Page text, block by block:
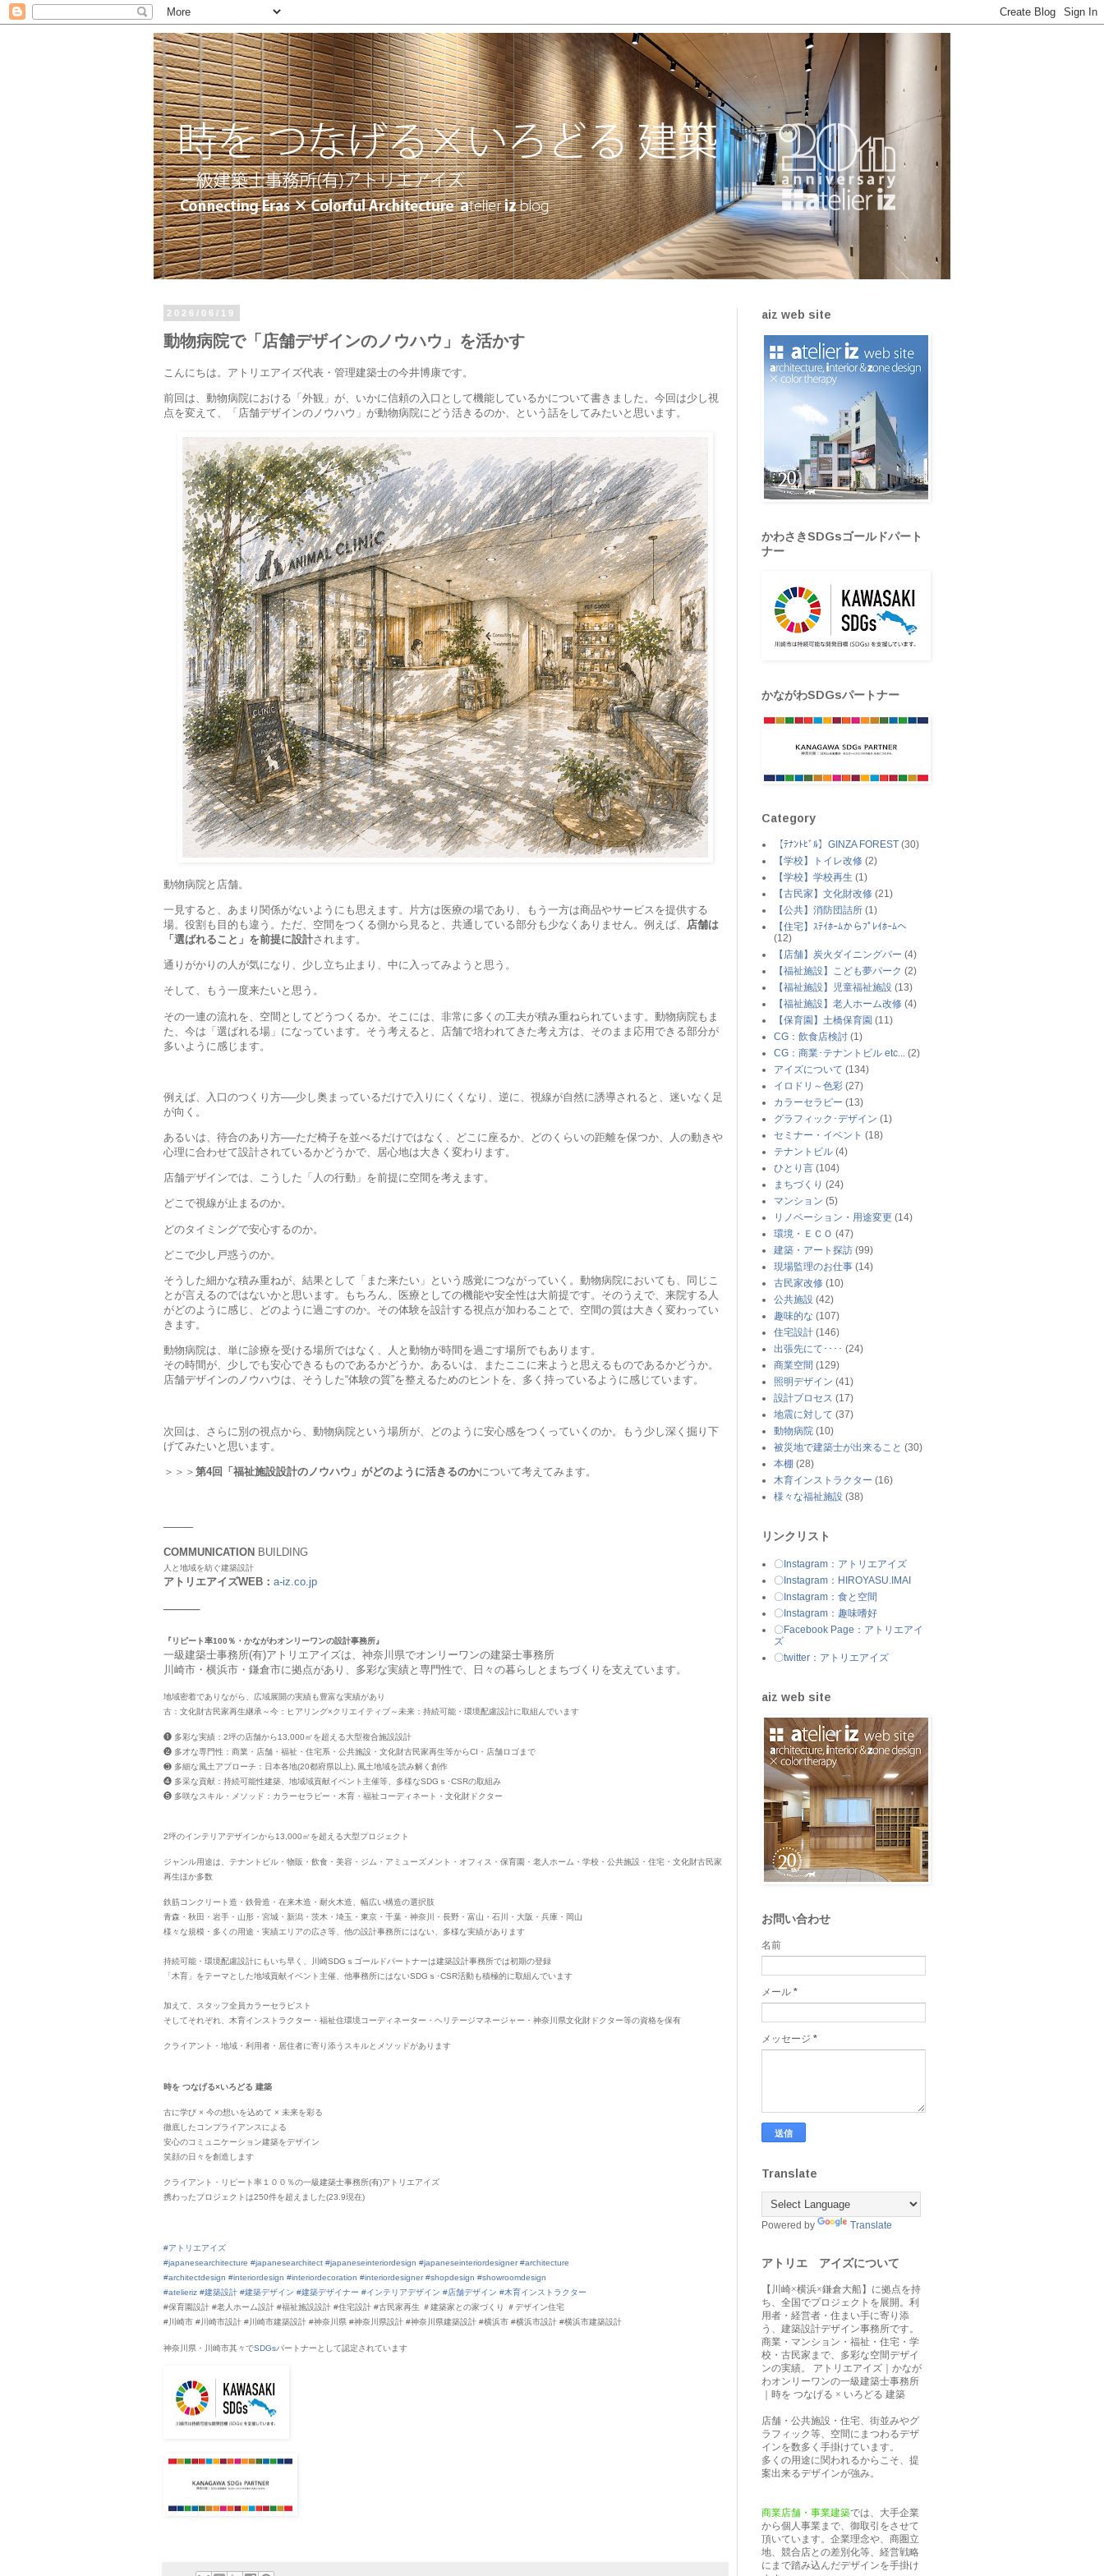
2026/06/19
動物病院で「店舗デザインのノウハウ」を活かす
こんにちは。アトリエアイズ代表・管理建築士の今井博康です。
前回は、動物病院における「外観」が、いかに信頼の入口として機能しているかについて書きました。今回は少し視
点を変えて、「店舗デザインのノウハウ」が動物病院にどう活きるのか、という話をしてみたいと思います。
動物病院と店舗。
一見すると、あまり関係がないようにも思えます。片方は医療の場であり、もう一方は商品やサービスを提供する
場。役割も目的も違う。ただ、空間をつくる側から見ると、共通している部分も少なくありません。例えば、
店舗は
「選ばれること」を前提に設計されます。
通りがかりの人が気になり、少し立ち止まり、中に入ってみようと思う。
そして、もう一度来たいと思う。
その一連の流れを、空間としてどうつくるか。そこには、非常に多くの工夫が積み重ねられています。動物病院もま
た、今は「選ばれる場」になっています。そう考えると、店舗で培われてきた考え方は、そのまま応用できる部分が
多いように感じます。
例えば、入口のつくり方──少し奥まっているだけで入りにくくなり、逆に、視線が自然に誘導されると、迷いなく足
が向く。
あるいは、待合のあり方──ただ椅子を並べるだけではなく、どこに座るか、どのくらいの距離を保つか、人の動きや
心理に合わせて設計されているかどうかで、居心地は大きく変わります。
店舗デザインでは、こうした「人の行動」を前提に空間を考えます。
どこで視線が止まるのか。
どのタイミングで安心するのか。
どこで少し戸惑うのか。
そうした細かな積み重ねが、結果として「また来たい」という感覚につながっていく。動物病院においても、同じこ
とが言えるのではないかと思います。もちろん、医療としての機能や安全性は大前提です。そのうえで、来院する人
がどのように感じ、どのように過ごすのか。その体験を設計する視点が加わることで、空間の質は大きく変わってい
きます。
動物病院は、単に診療を受ける場所ではなく、人と動物が時間を過ごす場所でもあります。
その時間が、少しでも安心できるものであるかどうか。あるいは、またここに来ようと思えるものであるかどうか。
店舗デザインのノウハウは、そうした“体験の質”を整えるためのヒントを、多く持っているように感じています。
次回は、さらに別の視点から、動物病院という場所が、どのように安心感をつくっていくのか。もう少し深く掘り下
げてみたいと思います。
＞＞＞ 第4回「福祉施設設計のノウハウ」がどのように活きるのかについて考えてみます。
────
COMMUNICATION BUILDING
人と地域を紡ぐ建築設計
アトリエアイズWEB： a-iz.co.jp
────
『リピート率100％・かながわオンリーワンの設計事務所』
一級建築士事務所(有)アトリエアイズは、神奈川県でオンリーワンの建築士事務所
川崎市・横浜市・鎌倉市に拠点があり、多彩な実績と専門性で、日々の暮らしとまちづくりを支えています。
地域密着でありながら、広域展開の実績も豊富な実績があり
古：文化財古民家再生継承～今：ヒアリング×クリエイティブ～未来：持続可能・環境配慮設計に取組んでいます
❶ 多彩な実績：2坪の店舗から13,000㎡を超える大型複合施設設計
❷ 多才な専門性：商業・店舗・福祉・住宅系・公共施設・文化財古民家再生等からCI・店舗ロゴまで
❸ 多細な風土アプローチ：日本各地(20都府県以上)､風土地域を読み解く創作
❹ 多采な貢献：持続可能性建築、地域域貢献イベント主催等、多様なSDGｓ･CSRの取組み
❺ 多咲なスキル・メソッド：カラーセラピー・木育・福祉コーディネート・文化財ドクター
2坪のインテリアデザインから13,000㎡を超える大型プロジェクト
ジャンル用途は、テナントビル・物販・飲食・美容・ジム・アミューズメント・オフィス・保育園・老人ホーム・学校・公共施設・住宅・文化財古民家
再生ほか多数
鉄筋コンクリート造・鉄骨造・在来木造・耐火木造、幅広い構造の選択肢
青森・秋田・岩手・山形・宮城・新潟・茨木・埼玉・東京・千葉・神奈川・長野・富山・石川・大阪・兵庫・岡山
様々な規模・多くの用途・実績エリアの広さ等、他の設計事務所にはない、多様な実績があります
持続可能・環境配慮設計にもいち早く、川崎SDGｓゴールドパートナーは建築設計事務所では初期の登録
「木育」をテーマとした地域貢献イベント主催、他事務所にはないSDGｓ･CSR活動も積極的に取組んでいます
加えて、スタッフ全員カラーセラピスト
そしてそれぞれ、木育インストラクター・福祉住環境コーディネーター・ヘリテージマネージャー・神奈川県文化財ドクター等の資格を保有
クライアント・地域・利用者・居住者に寄り添うスキルとメソッドがあります
時を つなげる×いろどる 建築
古に学び × 今の想いを込めて × 未来を彩る
徹底したコンプライアンスによる
安心のコミュニケーション建築をデザイン
笑顔の日々を創造します
クライアント・リピート率１００％の一級建築士事務所(有)アトリエアイズ
携わったプロジェクトは250件を超えました(23.9現在)
#アトリエアイズ
#japanesearchitecture #japanesearchitect #japaneseinteriordesign #japaneseinteriordesigner #architecture
#architectdesign #interiordesign #interiordecoration #interiordesigner #shopdesign #showroomdesign
#atelieriz #建築設計 #建築デザイン #建築デザイナー #インテリアデザイン #店舗デザイン #木育インストラクター
#保育園設計 #老人ホーム設計 #福祉施設設計 #住宅設計 #古民家再生 ＃建築家との家づくり ＃デザイン住宅
#川崎市 #川崎市設計 #川崎市建築設計 #神奈川県 #神奈川県設計 #神奈川県建築設計 #横浜市 #横浜市設計 #横浜市建築設計
神奈川県・川崎市其々でSDGsパートナーとして認定されています
aiz web site
かわさきSDGsゴールドパート
ナー
かながわSDGsパートナー
Category
【ﾃﾅﾝﾄﾋﾞﾙ】GINZA FOREST (30)
【学校】トイレ改修 (2)
【学校】学校再生 (1)
【古民家】文化財改修 (21)
【公共】消防団詰所 (1)
【住宅】ｽﾃｲﾎｰﾑからﾌﾟﾚｲﾎｰﾑへ
(12)
【店舗】炭火ダイニングバー (4)
【福祉施設】こども夢パーク (2)
【福祉施設】児童福祉施設 (13)
【福祉施設】老人ホーム改修 (4)
【保育園】土橋保育園 (11)
CG：飲食店検討 (1)
CG：商業･テナントビル etc... (2)
アイズについて (134)
イロドリ～色彩 (27)
カラーセラピー (13)
グラフィック･デザイン (1)
セミナー・イベント (18)
テナントビル (4)
ひとり言 (104)
まちづくり (24)
マンション (5)
リノベーション・用途変更 (14)
環境・ＥＣＯ (47)
建築・アート探訪 (99)
現場監理のお仕事 (14)
古民家改修 (10)
公共施設 (42)
趣味的な (107)
住宅設計 (146)
出張先にて････ (24)
商業空間 (129)
照明デザイン (41)
設計プロセス (17)
地震に対して (37)
動物病院 (10)
被災地で建築士が出来ること (30)
本棚 (28)
木育インストラクター (16)
様々な福祉施設 (38)
リンクリスト
〇Instagram：アトリエアイズ
〇Instagram：HIROYASU.IMAI
〇Instagram：食と空間
〇Instagram：趣味嗜好
〇Facebook Page：アトリエアイ
ズ
〇twitter：アトリエアイズ
aiz web site
お問い合わせ
名前
メール *
メッセージ *
Translate
Powered by Translate
アトリエ アイズについて
【川崎×横浜×鎌倉大船】に拠点を持
ち、全国でプロジェクトを展開。利
用者・経営者・住まい手に寄り添
う、建築設計デザイン事務所です。
商業・マンション・福祉・住宅・学
校・古民家まで、多彩な空間デザイ
ンの実績。 アトリエアイズ｜かなが
わオンリーワンの一級建築士事務所
｜時を つなげる × いろどる 建築
店舗・公共施設・住宅、街並みやグ
ラフィック等、空間にまつわるデザ
インを数多く手掛けています。
多くの用途に関われるからこそ、提
案出来るデザインが強み。
商業店舗・事業建築では、大手企業
から個人事業まで、御取引をさせて
頂いています。企業理念や、商圏立
地、競合店との差別化等、経営戦略
にまで踏み込んだデザインを手掛け